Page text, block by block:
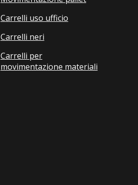
Carrelli uso ufficio
Carrelli neri
Carrelli per
movimentazione materiali